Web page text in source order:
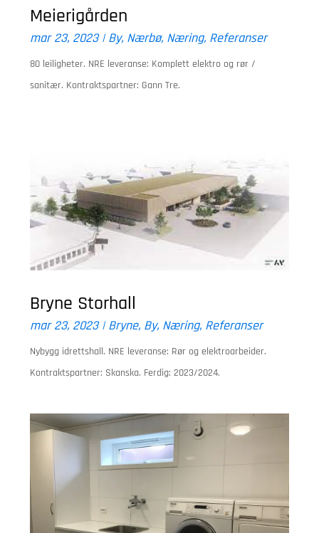
Meierigården
mar 23, 2023|By, Nærbø, Næring, Referanser
80 leiligheter. NRE leveranse: Komplett elektro og rør /
sanitær. Kontraktspartner: Gann Tre.
Bryne Storhall
mar 23, 2023|Bryne, By, Næring, Referanser
Nybygg idrettshall. NRE leveranse: Rør og elektroarbeider.
Kontraktspartner: Skanska. Ferdig: 2023/2024.